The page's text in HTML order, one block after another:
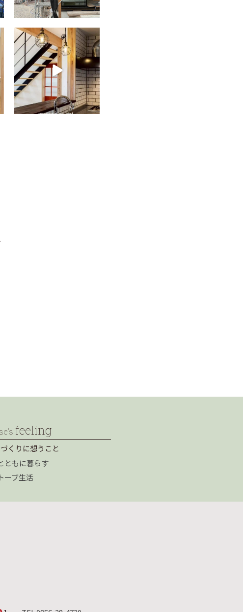
tomohouseinc
2月 28
feeling
くりに想うこと
ともに暮らす
ーブ生活